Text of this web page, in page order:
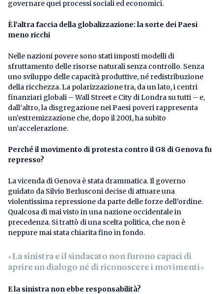
governare quei processi sociali ed economici.
È l’altra faccia della globalizzazione: la sorte dei Paesi
meno ricchi
Nelle nazioni povere sono stati imposti modelli di
sfruttamento delle risorse naturali senza controllo. Senza
uno sviluppo delle capacità produttive, né redistribuzione
della ricchezza. La polarizzazione tra, da un lato, i centri
finanziari globali – Wall Street e City di Londra su tutti – e,
dall’altro, la disgregazione nei Paesi poveri rappresenta
un’estremizzazione che, dopo il 2001, ha subito
un’accelerazione.
Perché il movimento di protesta contro il G8 di Genova fu
represso?
La vicenda di Genova è stata drammatica. Il governo
guidato da Silvio Berlusconi decise di attuare una
violentissima repressione da parte delle forze dell’ordine.
Qualcosa di mai visto in una nazione occidentale in
precedenza. Si trattò di una scelta politica, che non è
neppure mai stata chiarita fino in fondo.
«La sinistra e il sindacato non furono capaci di
aprire un dialogo né di riconoscere i movimenti»
E la sinistra non ebbe responsabilità?